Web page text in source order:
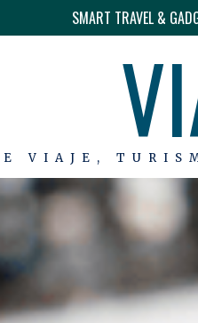
SMART TRAVEL &
VIAJE,